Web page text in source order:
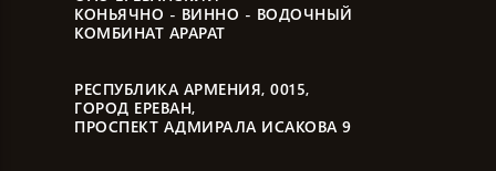
КОНЬЯЧНО - ВИННО - ВОДОЧНЫЙ
КОМБИНАТ АРАРАТ
РЕСПУБЛИКА АРМЕНИЯ, 0015,
ГОРОД ЕРЕВАН,
ПРОСПЕКТ АДМИРАЛА ИСАКОВА 9